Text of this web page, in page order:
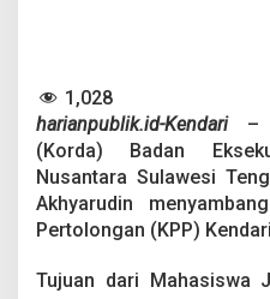
s
,
K
o
r
d
B
E
1,028
harianpublik.id-Kendari–
(Korda) Badan
Nusantara Sulawesi
Akhyarudin
Pertolongan (KPP)
Tujuan dari Mahasiswa